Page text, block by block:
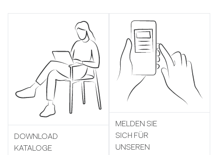
DOWNLOAD
KATALOGE
MELDEN SIE
SICH FÜR
UNSEREN